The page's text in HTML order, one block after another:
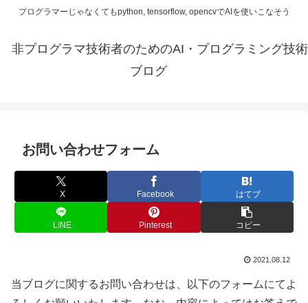
プログラマーじゃなくてもpython, tensorflow, opencvでAIを使いこなそう
非プログラマ技術者のためのAI・プログラミング技術
ブログ
お問い合わせフォーム
X Facebook はてブ
LINE Pinterest コピー
2021.08.12
当ブログに関するお問い合わせは、以下のフォームにてよ